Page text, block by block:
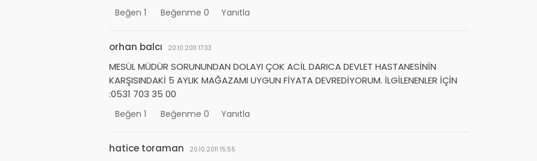
Beğen 1 Beğenme 0 Yanıtla
orhan balcı 20.10.2011 17:33
MESÜL MÜDÜR SORUNUNDAN DOLAYI ÇOK ACİL DARICA DEVLET HASTANESİNİN
KARŞISINDAKİ 5 AYLIK MAĞAZAMI UYGUN FİYATA DEVREDİYORUM. İLGİLENENLER İÇİN
:0531 703 35 00
Beğen 1 Beğenme 0 Yanıtla
hatice toraman 20.10.2011 15:55